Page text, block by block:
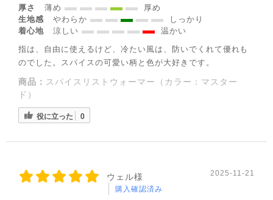
厚さ
薄め
厚め
生地感
やわらか
しっかり
着心地
涼しい
温かい
指は、自由に使えるけど、冷たい風は、防いでくれて優れも
のでした。スパイスの可愛い柄と色が大好きです。
商品： スパイスリストウォーマー（カラー：マスター
ド）
役に立った 0
ウェル様
購入確認済み
2025-11-21